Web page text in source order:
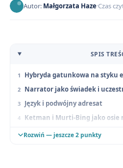
Autor: Małgorzata Haze Czas
SPIS
Hybryda gatunkowa na styku
Narrator jako świadek i
Język i podwójny adresat
Ketman i Murti-Bing jako osie
Portrety pisarzy pod maską
Rozwiń — jeszcze 2 punkty